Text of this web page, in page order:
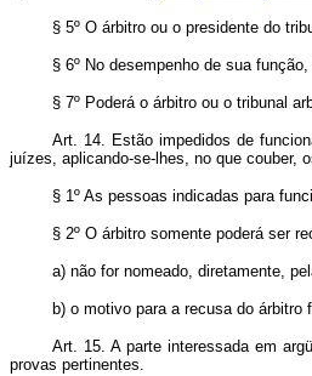
§ 5º O árbitro ou o presidente do
§ 6º No desempenho de sua
§ 7º Poderá o árbitro ou o tribunal
Art. 14. Estão impedidos de
juízes, aplicando-se-lhes, no que couber,
§ 1º As pessoas indicadas para
§ 2º O árbitro somente poderá ser
a) não for nomeado, diretamente,
b) o motivo para a recusa do árbitro
Art. 15. A parte interessada em
provas pertinentes.